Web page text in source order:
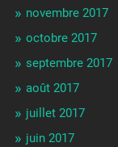
novembre 2017
octobre 2017
septembre 2017
août 2017
juillet 2017
juin 2017